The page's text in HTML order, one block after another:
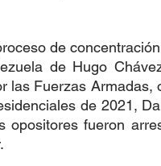
de
de Hugo
las Fuerzas Armadas,
de 2021,
opositores fueron